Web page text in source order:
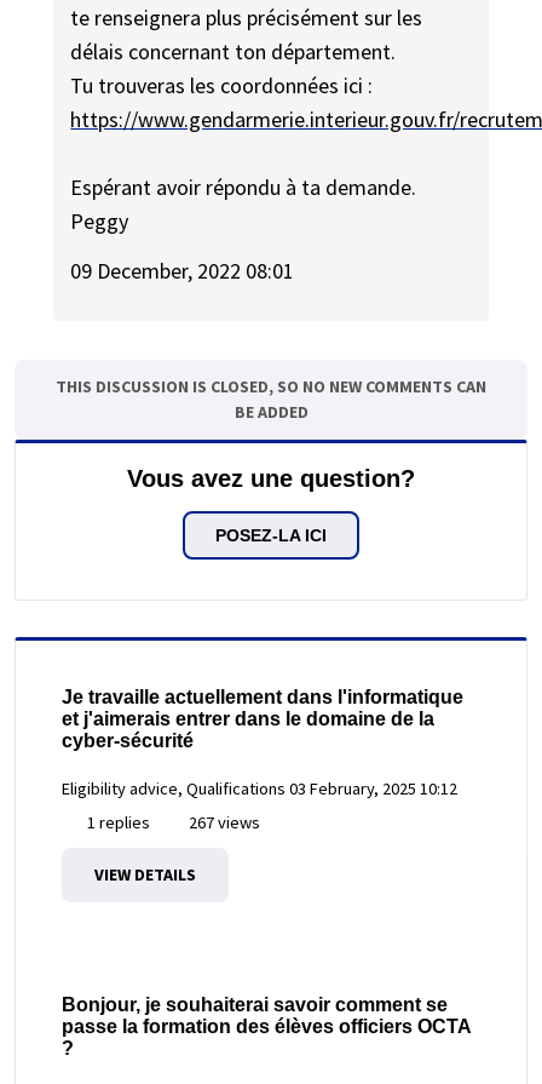
te renseignera plus précisément sur les
délais concernant ton département.
Tu trouveras les coordonnées ici :
https://www.gendarmerie.interieur.gouv.fr/
Espérant avoir répondu à ta demande.
Peggy
09 December, 2022 08:01
THIS DISCUSSION IS CLOSED, SO NO NEW COMMENTS CAN
BE ADDED
Vous avez une question?
POSEZ-LA ICI
Je travaille actuellement dans l'informatique
et j'aimerais entrer dans le domaine de la
cyber-sécurité
Eligibility advice, Qualifications 03 February, 2025 10:12
1 replies
267 views
VIEW DETAILS
Bonjour, je souhaiterai savoir comment se
passe la formation des élèves officiers OCTA
?